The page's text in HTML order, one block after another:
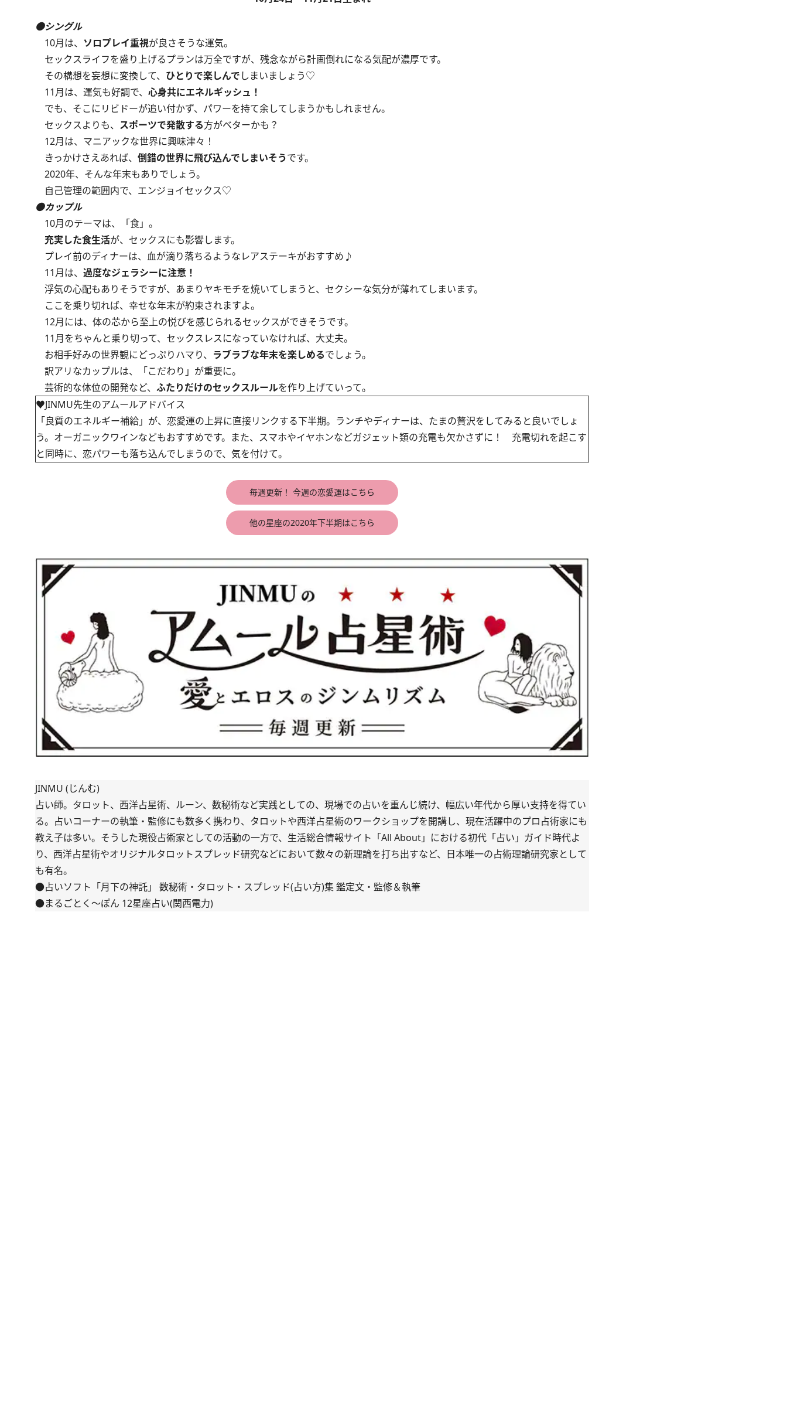
●シングル
10月は、 ソロプレイ重視が良さそうな運気。
セックスライフを盛り上げるプランは万全ですが、残念ながら計画倒れになる気配が濃厚です。
その構想を妄想に変換して、 ひとりで楽しんでしまいましょう♡
11月は、運気も好調で、 心身共にエネルギッシュ！
でも、そこにリビドーが追い付かず、パワーを持て余してしまうかもしれません。
セックスよりも、 スポーツで発散する方がベターかも？
12月は、マニアックな世界に興味津々！
きっかけさえあれば、 倒錯の世界に飛び込んでしまいそうです。
2020年、そんな年末もありでしょう。
自己管理の範囲内で、エンジョイセックス♡
●カップル
10月のテーマは、「食」。
充実した食生活が、セックスにも影響します。
プレイ前のディナーは、血が滴り落ちるようなレアステーキがおすすめ♪
11月は、 過度なジェラシーに注意！
浮気の心配もありそうですが、あまりヤキモチを焼いてしまうと、セクシーな気分が薄れてしまいます。
ここを乗り切れば、幸せな年末が約束されますよ。
12月には、体の芯から至上の悦びを感じられるセックスができそうです。
11月をちゃんと乗り切って、セックスレスになっていなければ、大丈夫。
お相手好みの世界観にどっぷりハマり、 ラブラブな年末を楽しめるでしょう。
訳アリなカップルは、「こだわり」が重要に。
芸術的な体位の開発など、 ふたりだけのセックスルールを作り上げていって。
♥JINMU先生のアムールアドバイス
「良質のエネルギー補給」が、恋愛運の上昇に直接リンクする下半期。ランチやディナーは、たまの贅沢をしてみると良いでしょ
う。オーガニックワインなどもおすすめです。また、スマホやイヤホンなどガジェット類の充電も欠かさずに！ 充電切れを起こす
と同時に、恋パワーも落ち込んでしまうので、気を付けて。
毎週更新！ 今週の恋愛運はこちら
他の星座の2020年下半期はこちら
JINMU (じんむ)
占い師。タロット、西洋占星術、ルーン、数秘術など実践としての、現場での占いを重んじ続け、幅広い年代から厚い支持を得てい
る。占いコーナーの執筆・監修にも数多く携わり、タロットや西洋占星術のワークショップを開講し、現在活躍中のプロ占術家にも
教え子は多い。そうした現役占術家としての活動の一方で、生活総合情報サイト「All About」における初代「占い」ガイド時代よ
り、西洋占星術やオリジナルタロットスプレッド研究などにおいて数々の新理論を打ち出すなど、日本唯一の占術理論研究家として
も有名。
●占いソフト「月下の神託」 数秘術・タロット・スプレッド(占い方)集 鑑定文・監修＆執筆
●まるごとく～ぽん 12星座占い(関西電力)